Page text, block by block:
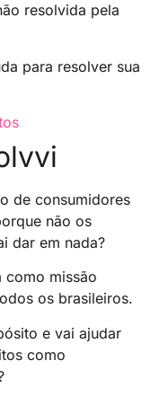
resolvida pela
para resolver sua
de consumidores
não os
dar em nada?
como missão
os brasileiros.
e vai ajudar
como